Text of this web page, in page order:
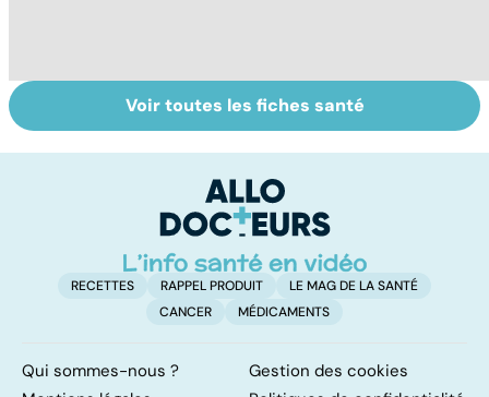
La tuberculose
pulmonaire
Tout savoir sur
les infections
Voir toutes les fiches santé
RECETTES RAPPEL PRODUIT
LE MAG DE LA SANTÉ
CANCER
MÉDICAMENTS
Qui sommes-nous ?
Gestion des cookies